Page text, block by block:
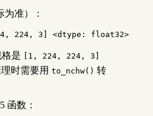
准）：
是 [1, 224, 224, 3]
时需要用 to_nchw() 转
函数：